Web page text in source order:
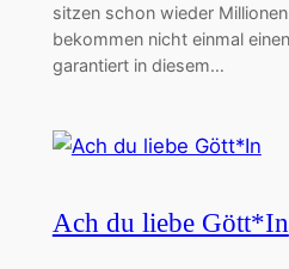
sitzen schon wieder
bekommen nicht einmal
garantiert in diesem…
Ach du liebe Gött*In